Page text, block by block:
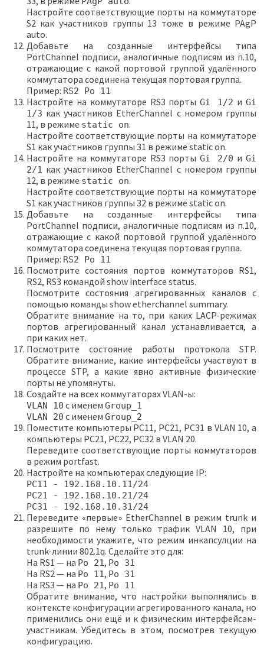
Настройте соответствующие порты на коммутаторе
S2 как участников группы 13 тоже в режиме PAgP
auto.
Добавьте на созданные интерфейсы типа
PortChannel подписи, аналогичные подписям из п.10,
отражающие с какой портовой группой удалённого
коммутатора соединена текущая портовая группа.
Пример: RS2 Po 11
Настройте на коммутаторе RS3 портыGi 1/2 иGi
1/3 как участников EtherChannel с номером группы
11, в режиме static on.
Настройте соответствующие порты на коммутаторе
S1 как участников группы 31 в режиме static on.
Настройте на коммутаторе RS3 портыGi 2/0 иGi
2/1 как участников EtherChannel с номером группы
12, в режиме static on.
Настройте соответствующие порты на коммутаторе
S1 как участников группы 32 в режиме static on.
Добавьте на созданные интерфейсы типа
PortChannel подписи, аналогичные подписям из п.10,
отражающие с какой портовой группой удалённого
коммутатора соединена текущая портовая группа.
Пример: RS2 Po 11
Посмотрите состояния портов коммутаторов RS1,
RS2, RS3 командой show interface status.
Посмотрите состояния агрегированных каналов с
помощью команды show etherchannel summary.
Обратите внимание на то, при каких LACP-режимах
портов агрегированный канал устанавливается, а
при каких нет.
Посмотрите состояние работы протокола STP.
Обратите внимание, какие интерфейсы участвуют в
процессе STP, а какие явно активные физические
порты не упомянуты.
Создайте на всех коммутаторах VLAN-ы:
VLAN 10 с именем Group_1
VLAN 20 с именем Group_2
Поместите компьютеры PC11, PC21, PC31 в VLAN 10, а
компьютеры PC21, PC22, PC32 в VLAN 20.
Переведите соответствующие порты коммутаторов
в режим portfast.
Настройте на компьютерах следующие IP:
PC11 - 192.168.10.11/24
PC21 - 192.168.10.21/24
PC31 - 192.168.10.31/24
Переведите «первые» EtherChannel в режим trunk и
разрешите по нему только трафик VLAN 10, при
необходимости укажите, что режим инкапсулции на
trunk-линии 802.1q. Сделайте это для:
На RS1 — на Po 21, Po 31
На RS2 — на Po 11, Po 31
На RS3 — на Po 21, Po 11
Обратите внимание, что настройки выполнялись в
контексте конфигурации агрегированного канала, но
применились они ещё и к физическим интерфейсам-
участникам. Убедитесь в этом, посмотрев текущую
конфигурацию.